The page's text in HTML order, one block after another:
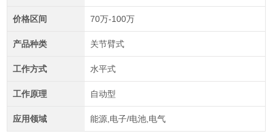
价格区间 70万-100万
产品种类 关节臂式
工作方式 水平式
工作原理 自动型
应用领域 能源,电子/电池,电气